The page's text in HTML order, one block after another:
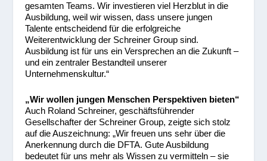
gesamten Teams. Wir investieren viel Herzblut in die
Ausbildung, weil wir wissen, dass unsere jungen
Talente entscheidend für die erfolgreiche
Weiterentwicklung der Schreiner Group sind.
Ausbildung ist für uns ein Versprechen an die Zukunft –
und ein zentraler Bestandteil unserer
Unternehmenskultur.“
„Wir wollen jungen Menschen Perspektiven bieten“
Auch Roland Schreiner, geschäftsführender
Gesellschafter der Schreiner Group, zeigte sich stolz
auf die Auszeichnung: „Wir freuen uns sehr über die
Anerkennung durch die DFTA. Gute Ausbildung
bedeutet für uns mehr als Wissen zu vermitteln – sie